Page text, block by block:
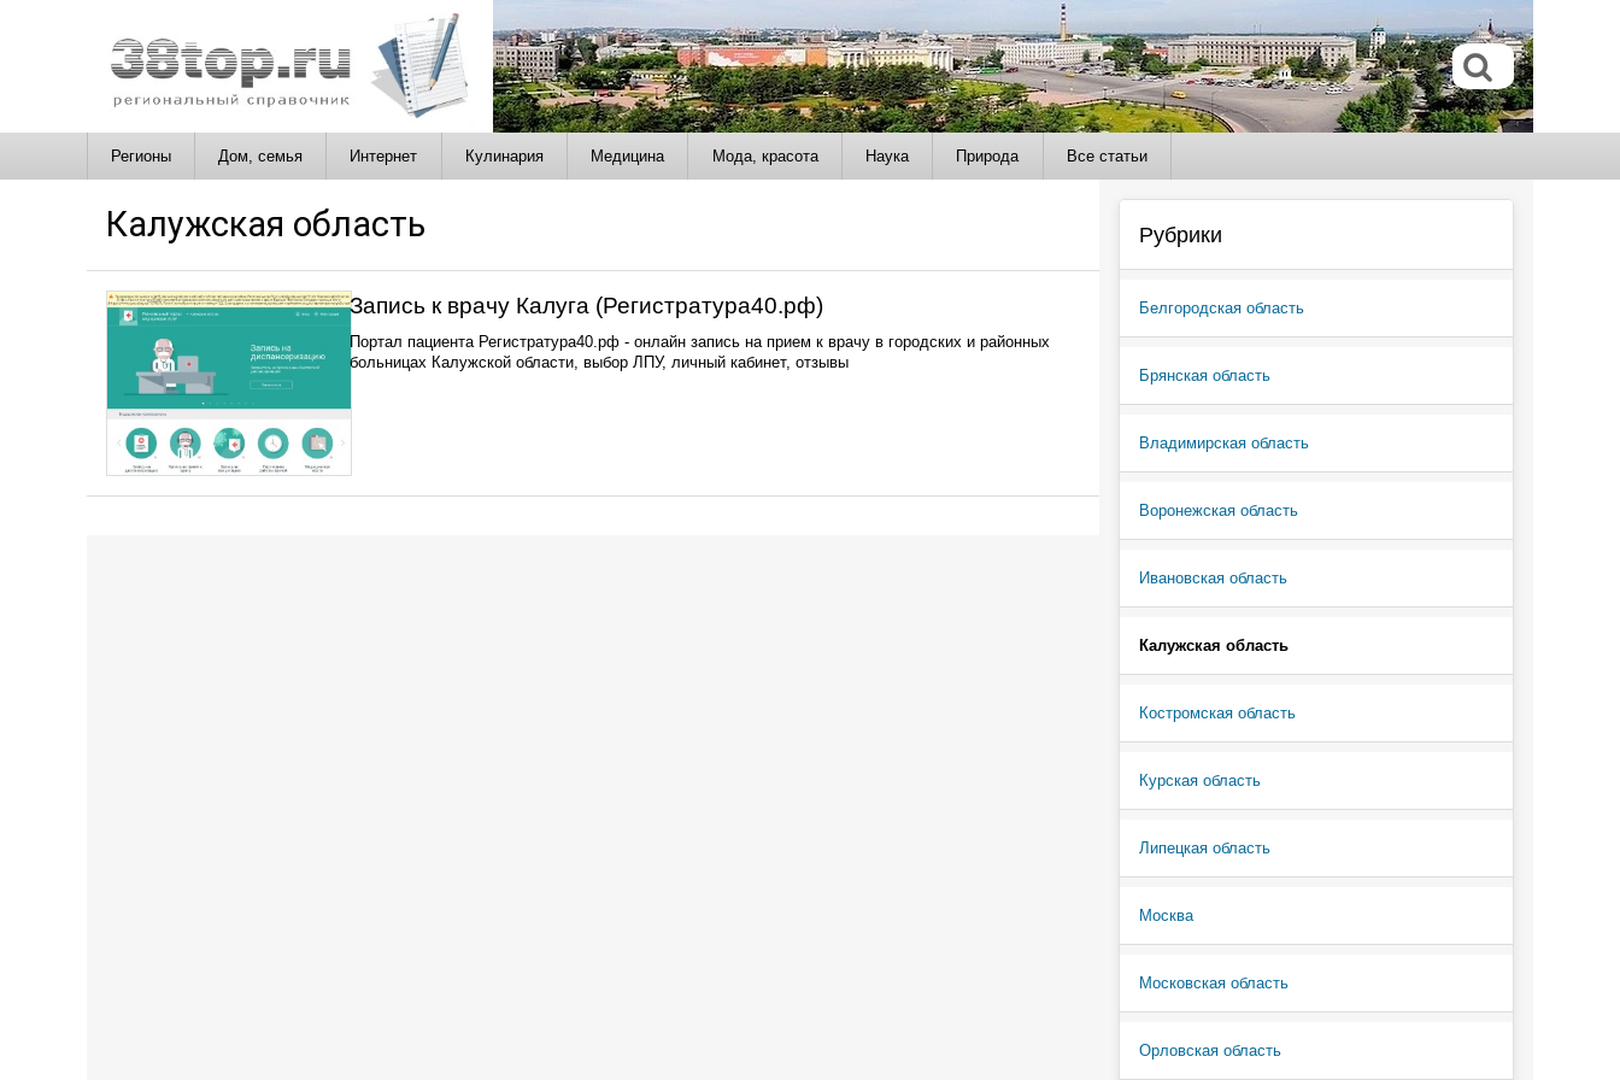
Регионы Дом, семья Интернет Кулинария Медицина Мода, красота Наука Природа Все статьи
Калужская область
Запись к врачу Калуга (Регистратура40.рф)
Портал пациента Регистратура40.рф - онлайн запись на прием к врачу в городских и районных
больницах Калужской области, выбор ЛПУ, личный кабинет, отзывы
Рубрики
Белгородская область
Брянская область
Владимирская область
Воронежская область
Ивановская область
Калужская область
Костромская область
Курская область
Липецкая область
Москва
Московская область
Орловская область